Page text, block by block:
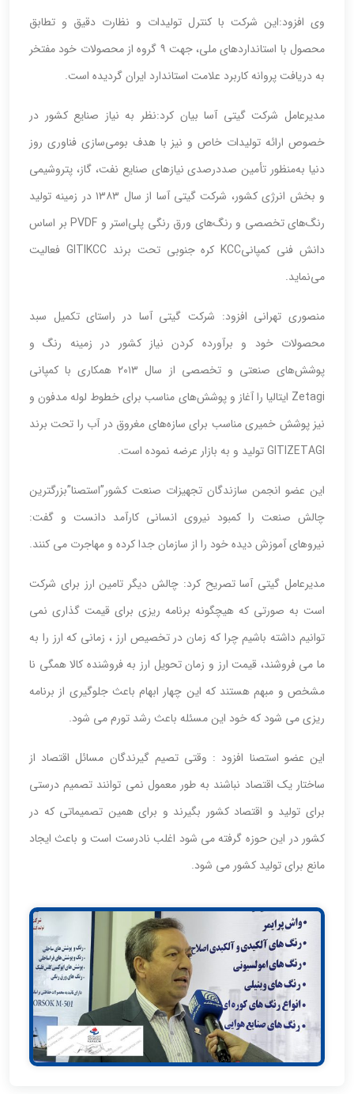
وی افزود:این شرکت با کنترل تولیدات و نظارت دقیق و تطابق
محصول با استانداردهای ملی، جهت ۹ گروه از محصولات خود مفتخر
به دریافت پروانه کاربرد علامت استاندارد ایران گردیده است.
مدیرعامل شرکت گیتی آسا بیان کرد:نظر به نیاز صنایع کشور در
خصوص ارائه تولیدات خاص و نیز با هدف بومی‌سازی فناوری روز
دنیا به‌منظور تأمین صددرصدی نیازهای صنایع نفت، گاز، پتروشیمی
و بخش انرژی کشور، شرکت گیتی آسا از سال ۱۳۸۳ در زمینه تولید
رنگ‌های تخصصی و رنگ‌های ورق رنگی پلی‌استر و PVDF بر اساس
دانش فنی کمپانیKCC کره جنوبی تحت برند GITIKCC فعالیت
می‌نماید.
منصوری تهرانی افزود: شرکت گیتی آسا در راستای تکمیل سبد
محصولات خود و برآورده کردن نیاز کشور در زمینه رنگ و
پوشش‌های صنعتی و تخصصی از سال ۲۰۱۳ همکاری با کمپانی
Zetagi ایتالیا را آغاز و پوشش‌های مناسب برای خطوط لوله مدفون و
نیز پوشش خمیری مناسب برای سازه‌های مغروق در آب را تحت برند
GITIZETAGI تولید و به بازار عرضه نموده است.
این عضو انجمن سازندگان تجهیزات صنعت کشور”استصنا”بزرگترین
چالش صنعت را کمبود نیروی انسانی کارآمد دانست و گفت:
نیروهای آموزش دیده خود را از سازمان جدا کرده و مهاجرت می کنند.
مدیرعامل گیتی آسا تصریح کرد: چالش دیگر تامین ارز برای شرکت
است به صورتی که هیچگونه برنامه ریزی برای قیمت گذاری نمی
توانیم داشته باشیم چرا که زمان در تخصیص ارز ، زمانی که ارز را به
ما می فروشند، قیمت ارز و زمان تحویل ارز به فروشنده کالا همگی نا
مشخص و مبهم هستند که این چهار ابهام باعث جلوگیری از برنامه
ریزی می شود که خود این مسئله باعث رشد تورم می شود.
این عضو استصنا افزود : وقتی تصیم گیرندگان مسائل اقتصاد از
ساختار یک اقتصاد نباشند به طور معمول نمی توانند تصمیم درستی
برای تولید و اقتصاد کشور بگیرند و برای همین تصمیماتی که در
کشور در این حوزه گرفته می شود اغلب نادرست است و باعث ایجاد
مانع برای تولید کشور می شود.